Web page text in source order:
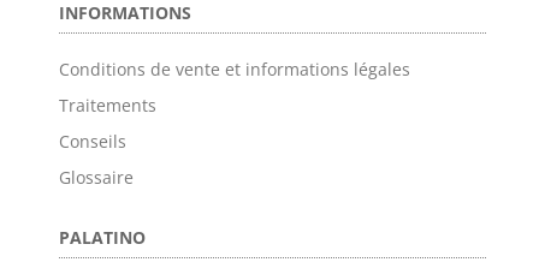
INFORMATIONS
Conditions de vente et informations légales
Traitements
Conseils
Glossaire
PALATINO